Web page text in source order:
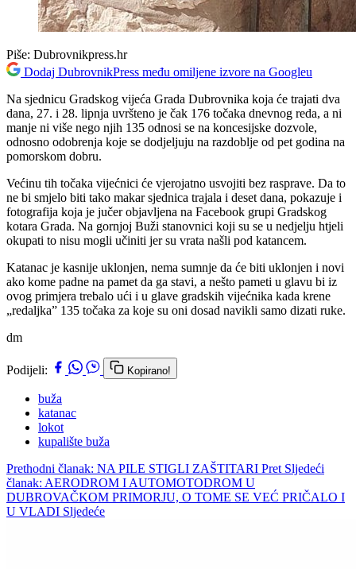
Piše: Dubrovnikpress.hr
Dodaj DubrovnikPress među omiljene izvore na Googleu
Na sjednicu Gradskog vijeća Grada Dubrovnika koja će trajati dva
dana, 27. i 28. lipnja uvršteno je čak 176 točaka dnevnog reda, a ni
manje ni više nego njih 135 odnosi se na koncesijske dozvole,
odnosno odobrenja koje se dodjeljuju na razdoblje od pet godina na
pomorskom dobru.
Većinu tih točaka vijećnici će vjerojatno usvojiti bez rasprave. Da to
ne bi smjelo biti tako makar sjednica trajala i deset dana, pokazuje i
fotografija koja je jučer objavljena na Facebook grupi Gradskog
kotara Grada. Na gornjoj Buži stanovnici koji su se u nedjelju htjeli
okupati to nisu mogli učiniti jer su vrata našli pod katancem.
Katanac je kasnije uklonjen, nema sumnje da će biti uklonjen i novi
ako kome padne na pamet da ga stavi, a nešto pameti u glavu bi iz
ovog primjera trebalo ući i u glave gradskih vijećnika kada krene
„redaljka” 135 točaka za koje su oni dosad navikli samo dizati ruke.
dm
Podijeli: Kopirano!
buža
katanac
lokot
kupalište buža
Prethodni članak: NA PILE STIGLI ZAŠTITARI Pret Sljedeći
članak: AERODROM I AUTOMOTODROM U
DUBROVAČKOM PRIMORJU, O TOME SE VEĆ PRIČALO I
U VLADI Sljedeće